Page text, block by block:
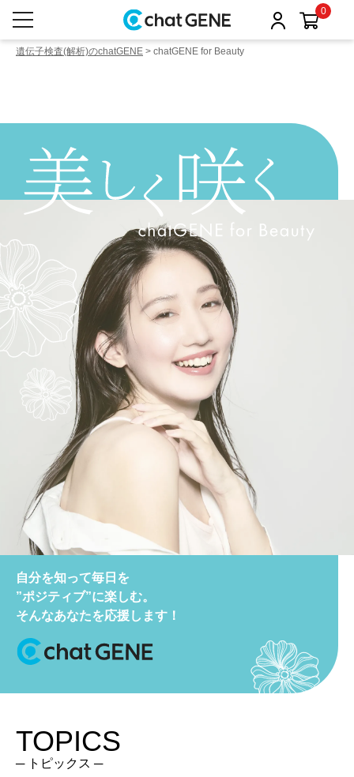
0
遺伝子検査(解析)のchatGENE > chatGENE for Beauty
自分を知って毎日を
”ポジティブ”に楽しむ。
そんなあなたを応援します！
TOPICS
─ トピックス ─